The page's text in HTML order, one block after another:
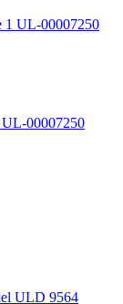
00007250